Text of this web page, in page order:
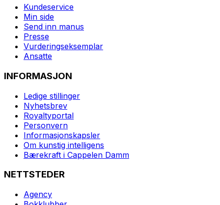
Kundeservice
Min side
Send inn manus
Presse
Vurderingseksemplar
Ansatte
INFORMASJON
Ledige stillinger
Nyhetsbrev
Royaltyportal
Personvern
Informasjonskapsler
Om kunstig intelligens
Bærekraft i Cappelen Damm
NETTSTEDER
Agency